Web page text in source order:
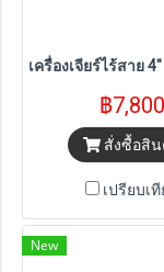
เครื่องเจียร์ไร้สาย
฿7,800
สั่งซื้อสิน
เปรียบเ
New